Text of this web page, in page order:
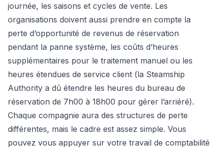
journée, les saisons et cycles de vente. Les
organisations doivent aussi prendre en compte la
perte d’opportunité de revenus de réservation
pendant la panne système, les coûts d’heures
supplémentaires pour le traitement manuel ou les
heures étendues de service client (la Steamship
Authority a dû étendre les heures du bureau de
réservation de 7h00 à 18h00 pour gérer l’arriéré).
Chaque compagnie aura des structures de perte
différentes, mais le cadre est assez simple. Vous
pouvez vous appuyer sur votre travail de comptabilité